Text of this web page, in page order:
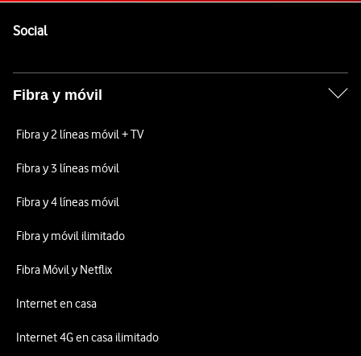
SocialEnlaces a las redes sociales de Vodafone
Fibra y móvil
Fibra y 2 líneas móvil + TV
Fibra y 3 líneas móvil
Fibra y 4 líneas móvil
Fibra y móvil ilimitado
Fibra Móvil y Netflix
Internet en casa
Internet 4G en casa ilimitado